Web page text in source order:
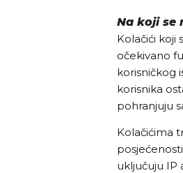
Na koji se
Kolačići koji
očekivano
korisničkog
korisnika
pohranjuju
Kolačićima
uključuju IP